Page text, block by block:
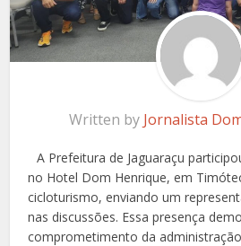
Written by Jornalista
A Prefeitura de Jaguaraçu
no Hotel Dom Henrique, em
cicloturismo, enviando um
nas discussões. Essa presença
comprometimento da